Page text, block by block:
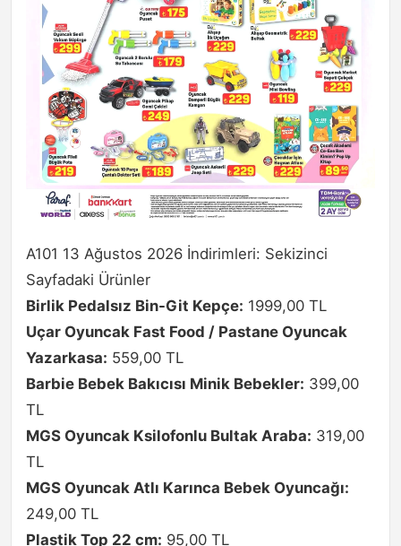
A101 13 Ağustos 2026 İndirimleri: Sekizinci
Sayfadaki Ürünler
Birlik Pedalsız Bin-Git Kepçe: 1999,00 TL
Uçar Oyuncak Fast Food / Pastane Oyuncak
Yazarkasa: 559,00 TL
Barbie Bebek Bakıcısı Minik Bebekler: 399,00
TL
MGS Oyuncak Ksilofonlu Bultak Araba: 319,00
TL
MGS Oyuncak Atlı Karınca Bebek Oyuncağı:
249,00 TL
Plastik Top 22 cm: 95,00 TL